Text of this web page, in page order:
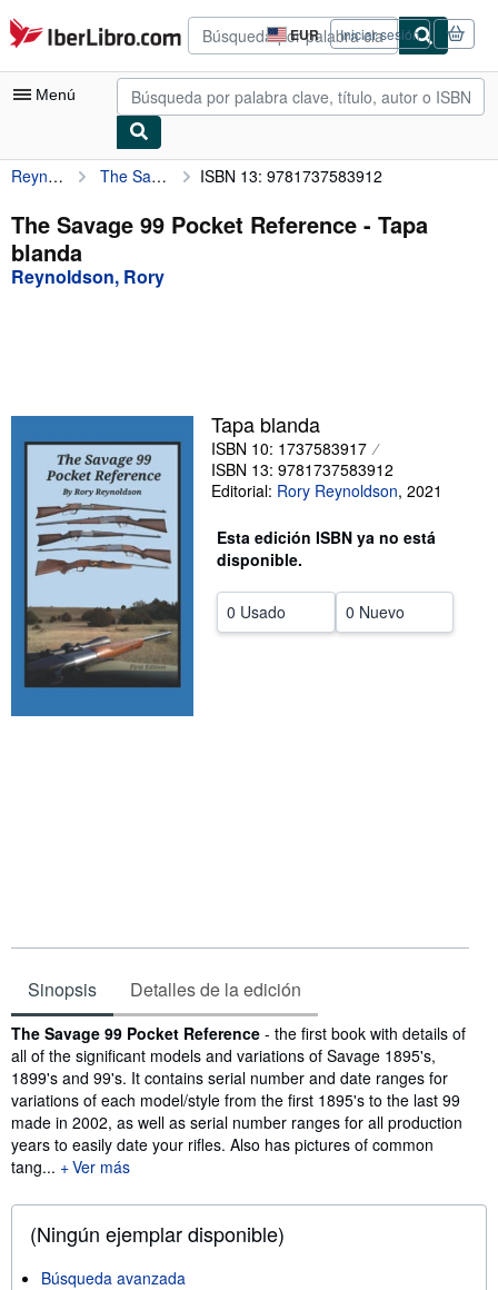
Pasar al contenido principal
IberLibro.com EUR
Preferencias
de
compra
del
Iniciar sesión
Menú
Mi cuenta
Consultar mis pedidos
Búsqueda avanzada
Colecciones
Vendedores
Comenzar a vender
Ayuda
CERRAR
Reynoldson, Rory The Savage 99 Pocket Reference ISBN 13: 9781737583912
The Savage 99 Pocket Reference - Tapa
blanda
Reynoldson, Rory
Tapa blanda
ISBN 10: 1737583917
ISBN 13: 9781737583912
Editorial: Rory Reynoldson, 2021
Esta edición ISBN ya no está
disponible.
0 Usado 0 Nuevo
Sinopsis Detalles de la edición
Sinopsis
The Savage 99 Pocket Reference - the first book with details of
all of the significant models and variations of Savage 1895's,
1899's and 99's. It contains serial number and date ranges for
variations of each model/style from the first 1895's to the last 99
made in 2002, as well as serial number ranges for all production
years to easily date your rifles. Also has pictures of common
tang...
Ver más
(Ningún ejemplar disponible)
Búsqueda avanzada